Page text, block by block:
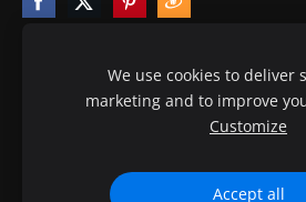
Sīkdatnes
© 2010-2020 ptb.lv visas
We use cookies to deliver
marketing and to improve
Customize
Accept all